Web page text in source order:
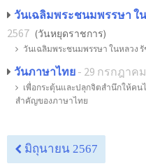
วันเฉลิมพระชนมพรรษา ใ
2567 (วันหยุดราชการ)
วันเฉลิมพระชนมพรรษา ในหลวง รั
วันภาษาไทย - 29 กรกฎาค
เพื่อกระตุ้นและปลุกจิตสำนึกให้ค
สำคัญของภาษาไทย
มิถุนายน 2567